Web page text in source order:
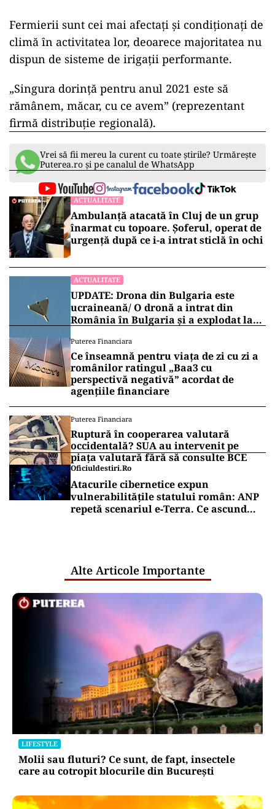
Fermierii sunt cei mai afectaţi şi condiţionaţi de
climă ȋn activitatea lor, deoarece majoritatea nu
dispun de sisteme de irigaţii performante.
„Singura dorinţă pentru anul 2021 este să
rămânem, măcar, cu ce avem” (reprezentant
firmă distribuţie regională).
Vrei să fii mereu la curent cu toate știrile? Urmărește
Puterea.ro și pe canalul de WhatsApp
ACTUALITATE
Ambulanță atacată în Cluj de un grup
înarmat cu topoare. Șoferul, operat de
urgență după ce i-a intrat sticlă în ochi
ACTUALITATE
UPDATE: Drona din Bulgaria este
ucraineană/ O dronă a intrat din
România în Bulgaria şi a explodat la
Puterea Financiara
Ce înseamnă pentru viața de zi cu zi a
românilor ratingul „Baa3 cu
perspectivă negativă” acordat de
agențiile financiare
Puterea Financiara
Ruptură în cooperarea valutară
occidentală? SUA au intervenit pe
piața valutară fără să consulte BCE
Oficiuldestiri.ro
Atacurile cibernetice expun
vulnerabilitățile statului român: ANP
repetă scenariul e‑Terra. Ce ascund
Alte Articole Importante
LIFESTYLE
Molii sau fluturi? Ce sunt, de fapt, insectele
care au cotropit blocurile din București